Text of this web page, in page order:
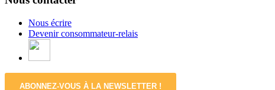
Nous écrire
Devenir consommateur-relais
ABONNEZ-VOUS À LA NEWSLETTER !